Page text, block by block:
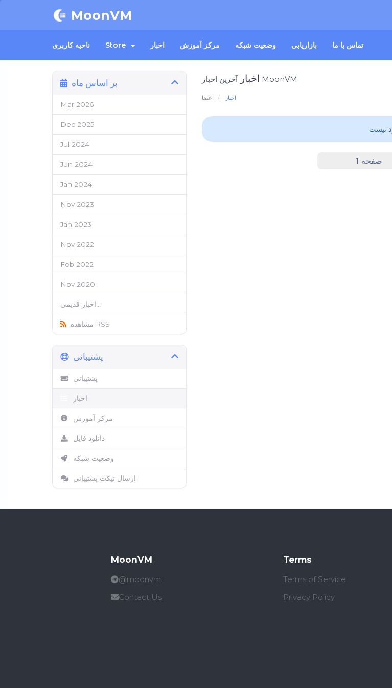
MoonVM
ناحیه کاربری Store اخبار مرکز آموزش وضعیت شبکه بازاریابی تماس با ما
اخبار آخرین اخبار MoonVM
اعضا اخبار
بر اساس ماه
Mar 2026
Dec 2025
Jul 2024
Jun 2024
Jan 2024
Nov 2023
Jan 2023
Nov 2022
Feb 2022
Nov 2020
اخبار قدیمی...
مشاهده RSS
نیست
پشتیبانی
پشتیبانی
اخبار
مرکز آموزش
دانلود فایل
وضعیت شبکه
ارسال تیکت پشتیبانی
MoonVM
@moonvm
Contact Us
Terms
Terms of Service
Privacy Policy